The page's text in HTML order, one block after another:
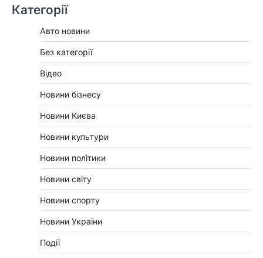
Категорії
Авто новини
Без категорії
Відео
Новини бізнесу
Новини Києва
Новини культури
Новини політики
Новини світу
Новини спорту
Новини України
Події